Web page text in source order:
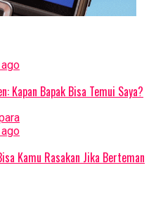
Kapan Bapak Bisa Temui Saya?
Kamu Rasakan Jika Berteman